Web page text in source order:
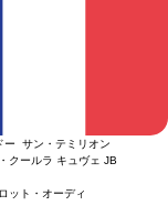
ャトー・ベルリケの管理
の20年に及ぶ経験は疑
実行している。彼らのコ
。
ブラックベリーが融合
の深みを際立たせてい
かで美味しい含みへと展
ち上り、赤果実とほのか
厚で美しいテクスチャー
繊細な塩味と、長く心地
、カベルネ・フラン 35%
ガントなワインを造り出
とはっきりとしたエレガ
によるものである。現在
ャトー・ベルリケの管理
の20年に及ぶ経験は疑
実行している。彼らのコ
。
テイスティングノート
ブラックベリーが融合
の深みを際立たせてい
かで美味しい含みへと展
ち上り、赤果実とほのか
ー サン・テミリオン
クールラ キュヴェ JB
ット・オーディ